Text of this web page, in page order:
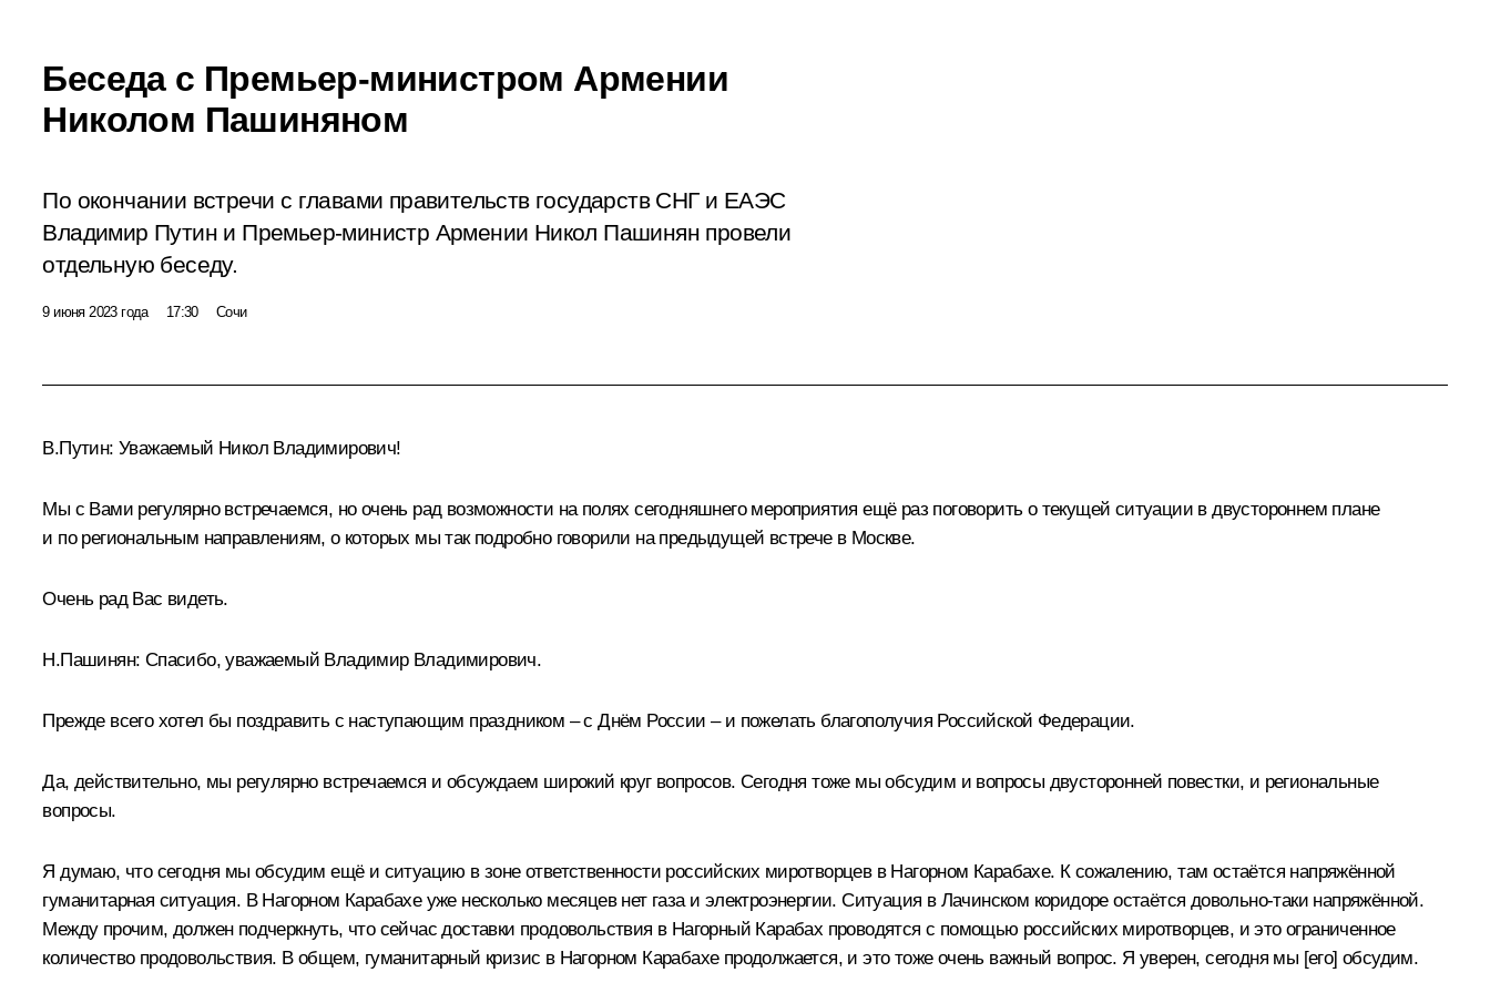
Беседа с Премьер-министром Армении
Николом Пашиняном
По окончании встречи с главами правительств государств СНГ и ЕАЭС
Владимир Путин и Премьер-министр Армении Никол Пашинян провели
отдельную беседу.
9 июня 2023 года 17:30 Сочи
В.Путин: Уважаемый Никол Владимирович!
Мы с Вами регулярно встречаемся, но очень рад возможности на полях сегодняшнего мероприятия ещё раз поговорить о текущей ситуации в двустороннем плане
и по региональным направлениям, о которых мы так подробно говорили на предыдущей встречев Москве.
Очень рад Вас видеть.
Н.Пашинян: Спасибо, уважаемый Владимир Владимирович.
Прежде всего хотел бы поздравить с наступающим праздником – с Днём России – и пожелать благополучия Российской Федерации.
Да, действительно, мы регулярно встречаемся и обсуждаем широкий круг вопросов. Сегодня тоже мы обсудим и вопросы двусторонней повестки, и региональные
вопросы.
Я думаю, что сегодня мы обсудим ещё и ситуацию в зоне ответственности российских миротворцев в Нагорном Карабахе. К сожалению, там остаётся напряжённой
гуманитарная ситуация. В Нагорном Карабахе уже несколько месяцев нет газа и электроэнергии. Ситуация в Лачинском коридоре остаётся довольно-таки напряжённой.
Между прочим, должен подчеркнуть, что сейчас доставки продовольствия в Нагорный Карабах проводятся с помощью российских миротворцев, и это ограниченное
количество продовольствия. В общем, гуманитарный кризис в Нагорном Карабахе продолжается, и это тоже очень важный вопрос. Я уверен, сегодня мы [его] обсудим.